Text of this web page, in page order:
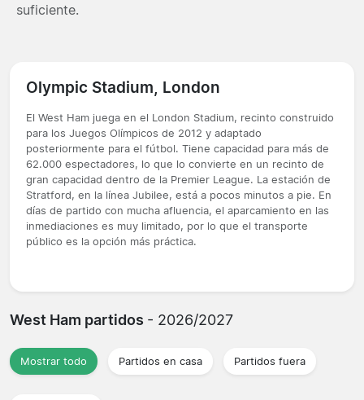
suficiente.
Olympic Stadium, London
El West Ham juega en el London Stadium, recinto construido
para los Juegos Olímpicos de 2012 y adaptado
posteriormente para el fútbol. Tiene capacidad para más de
62.000 espectadores, lo que lo convierte en un recinto de
gran capacidad dentro de la Premier League. La estación de
Stratford, en la línea Jubilee, está a pocos minutos a pie. En
días de partido con mucha afluencia, el aparcamiento en las
inmediaciones es muy limitado, por lo que el transporte
público es la opción más práctica.
West Ham partidos - 2026/2027
Mostrar todo Partidos en casa Partidos fuera